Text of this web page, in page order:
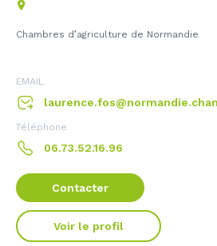
Chambres d’agriculture de Normandie
EMAIL
Téléphone
06.73.52.16.96
Contacter
Voir le profil